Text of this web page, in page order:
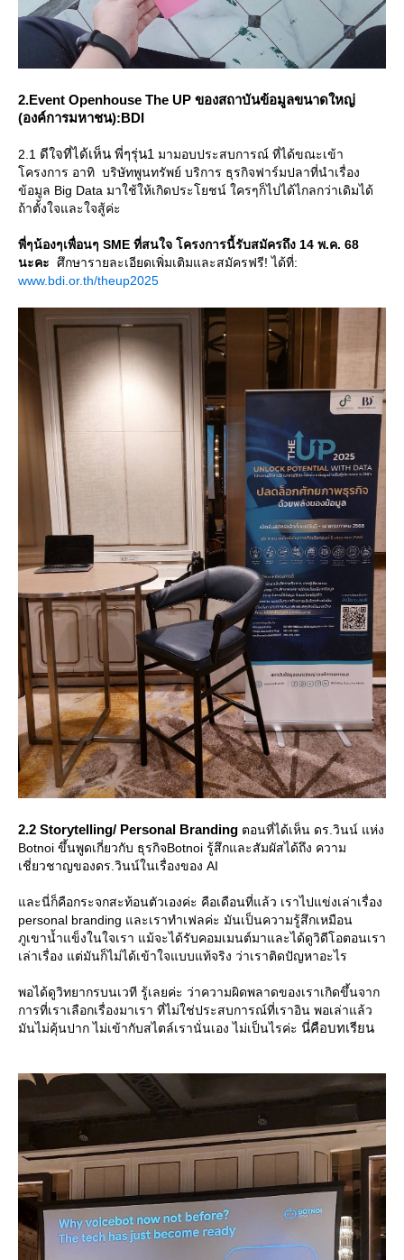
2.Event Openhouse The UP ของสถาบันข้อมูลขนาดใหญ่
(องค์การมหาชน):BDI
2.1 ดีใจที่ได้เห็น พี่ๆรุ่น1 มามอบประสบการณ์ ที่ได้ขณะเข้า
ครงการ อาทิ บริษัทพูนทรัพย์ บริการ ธุรกิจฟาร์มปลาที่นำเรื่อง
ข้อมูล Big Data มาใช้ให้เกิดประโยชน์ ใครๆก็ไปได้ไกลกว่าเดิมได้
ถ้าตั้งใจและใจสู้ค่ะ
พี่ๆน้องๆเพื่อนๆ SME ที่สนใจ โครงการนี้รับสมัครถึง 14 พ.ค. 68
นะคะ ศึกษารายละเอียดเพิ่มเติมและสมัครฟรี! ได้ที่:
www.bdi.or.th/theup2025
2.2 Storytelling/ Personal Branding ตอนที่ได้เห็น ดร.วินน์ แห่ง
Botnoi ขึ้นพูดเกี่ยวกับ ธุรกิจBotnoi รู้สึกและสัมผัสได้ถึง ความ
เชี่ยวชาญของดร.วินน์ในเรื่องของ AI
ละนี่ก็คือกระจกสะท้อนตัวเองค่ะ คือเดือนที่แล้ว เราไปแข่งเล่าเรื่อง
personal branding และเราทำเฟลค่ะ มันเป็นความรู้สึกเหมือน
ภูเขาน้ำแข็งในใจเรา แม้จะได้รับคอมเมนต์มาและได้ดูวิดีโอตอนเรา
เล่าเรื่อง แต่มันก็ไม่ได้เข้าใจแบบแท้จริง ว่าเราติดปัญหาอะไร
พอได้ดูวิทยากรบนเวที รู้เลยค่ะ ว่าความผิดพลาดของเราเกิดขึ้นจาก
การที่เราเลือกเรื่องมาเรา ที่ไม่ใช่ประสบการณ์ที่เราอิน พอเล่าแล้ว
มันไม่คุ้นปาก ไม่เข้ากับสไตล์เรานั่นเอง ไม่เป็นไรค่ะ นี่คือบทเรียน